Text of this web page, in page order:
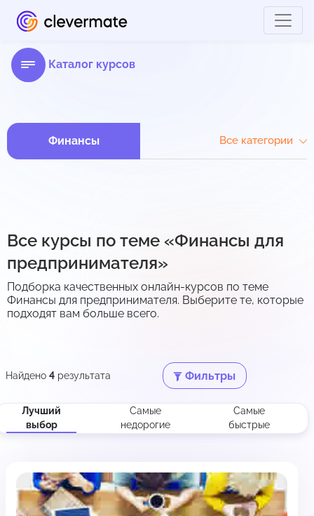
Каталог курсов
Финансы Все категории
Все курсы по теме «Финансы для
предпринимателя»
Подборка качественных онлайн-курсов по теме
Финансы для предпринимателя. Выберите те, которые
подходят вам больше всего.
Найдено 4 результата Фильтры
Лучший
выбор
Самые
недорогие
Самые
быстрые